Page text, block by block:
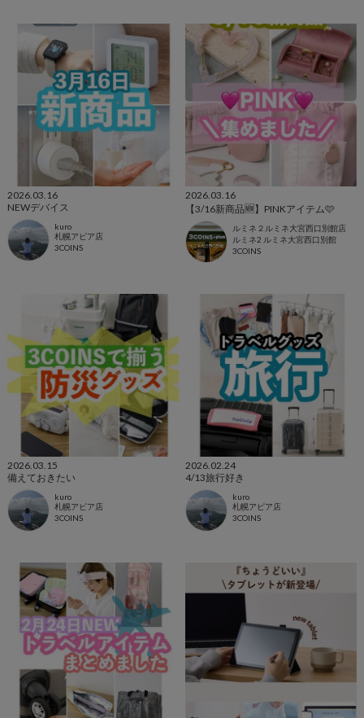
2026.03.16
NEWデバイス
kuro
札幌アピア店
3COINS
2026.03.16
【3/16新商品🆕】PINKアイテム🩷
ルミネ２ルミネ大宮西口別館店
ルミネ2 ルミネ大宮西口別館
3COINS
2026.03.15
備えておきたい
kuro
札幌アピア店
3COINS
2026.02.24
4/13旅行好き
kuro
札幌アピア店
3COINS